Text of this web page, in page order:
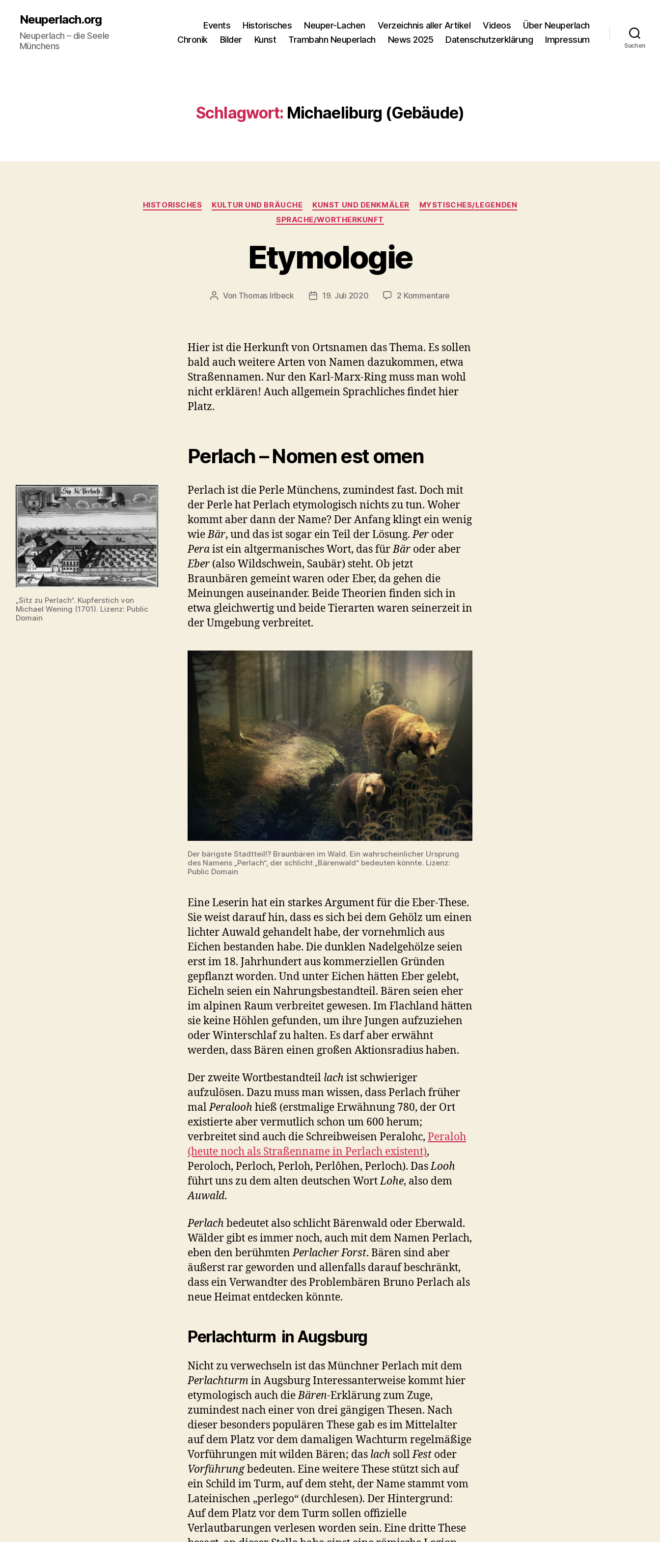
Neuperlach.org
Neuperlach – die Seele
Münchens
Events Historisches Neuper-Lachen Verzeichnis aller Artikel Videos
Über Neuperlach
Chronik
Bilder Kunst Trambahn Neuperlach News 2025 Datenschutzerklärung Impressum
Suchen
Schlagwort: Michaeliburg (Gebäude)
Kategorien
HISTORISCHES KULTUR UND BRÄUCHE KUNST UND DENKMÄLER
MYSTISCHES/LEGENDEN
SPRACHE/WORTHERKUNFT
Etymologie
Beitragsautor
Von Thomas Irlbeck Veröffentlichungsdatum
19. Juli 2020 2 Kommentare
Hier ist die Herkunft von Ortsnamen das Thema. Es sollen
bald auch weitere Arten von Namen dazukommen, etwa
Straßennamen. Nur den Karl-Marx-Ring muss man wohl
nicht erklären! Auch allgemein Sprachliches findet hier
Platz.
Perlach – Nomen est omen
„Sitz zu Perlach“. Kupferstich von
Michael Wening (1701). Lizenz: Public
Domain
Perlach ist die Perle Münchens, zumindest fast. Doch mit
der Perle hat Perlach etymologisch nichts zu tun. Woher
kommt aber dann der Name? Der Anfang klingt ein wenig
wieBär, und das ist sogar ein Teil der Lösung.Per oder
Peraist ein altgermanisches Wort, das fürBär oder aber
Eber (also Wildschwein, Saubär) steht. Ob jetzt
Braunbären gemeint waren oder Eber, da gehen die
Meinungen auseinander. Beide Theorien finden sich in
etwa gleichwertig und beide Tierarten waren seinerzeit in
der Umgebung verbreitet.
Der bärigste Stadtteil!? Braunbären im Wald. Ein wahrscheinlicher Ursprung
des Namens „Perlach“, der schlicht „Bärenwald“ bedeuten könnte. Lizenz:
Public Domain
Eine Leserin hat ein starkes Argument für die Eber-These.
Sie weist darauf hin, dass es sich bei dem Gehölz um einen
lichter Auwald gehandelt habe, der vornehmlich aus
Eichen bestanden habe. Die dunklen Nadelgehölze seien
erst im 18. Jahrhundert aus kommerziellen Gründen
gepflanzt worden. Und unter Eichen hätten Eber gelebt,
Eicheln seien ein Nahrungsbestandteil. Bären seien eher
im alpinen Raum verbreitet gewesen. Im Flachland hätten
sie keine Höhlen gefunden, um ihre Jungen aufzuziehen
oder Winterschlaf zu halten. Es darf aber erwähnt
werden, dass Bären einen großen Aktionsradius haben.
Der zweite Wortbestandteil lach ist schwieriger
aufzulösen. Dazu muss man wissen, dass Perlach früher
malPeralooh hieß (erstmalige Erwähnung 780, der Ort
existierte aber vermutlich schon um 600 herum;
verbreitet sind auch die Schreibweisen Peralohc, Peraloh
(heute noch als Straßenname in Perlach existent),
Peroloch, Perloch, Perloh, Perlôhen, Perloch). DasLooh
führt uns zu dem alten deutschen WortLohe, also dem
Auwald.
Perlach bedeutet also schlicht Bärenwald oder Eberwald.
Wälder gibt es immer noch, auch mit dem Namen Perlach,
eben den berühmtenPerlacher Forst. Bären sind aber
äußerst rar geworden und allenfalls darauf beschränkt,
dass ein Verwandter des Problembären Bruno Perlach als
neue Heimat entdecken könnte.
Perlachturm in Augsburg
Nicht zu verwechseln ist das Münchner Perlach mit dem
Perlachturmin Augsburg Interessanterweise kommt hier
etymologisch auch dieBären-Erklärung zum Zuge,
zumindest nach einer von drei gängigen Thesen. Nach
dieser besonders populären These gab es im Mittelalter
auf dem Platz vor dem damaligen Wachturm regelmäßige
Vorführungen mit wilden Bären; das lach sollFest oder
Vorführungbedeuten. Eine weitere These stützt sich auf
ein Schild im Turm, auf dem steht, der Name stammt vom
Lateinischen „perlego“ (durchlesen). Der Hintergrund:
Auf dem Platz vor dem Turm sollen offizielle
Verlautbarungen verlesen worden sein. Eine dritte These